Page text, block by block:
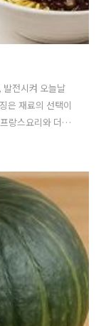
발전시켜 오늘날
은 재료의 선택이
랑스요리와 더불
우 다양하여, 중
요리의 역사와 발
오랜 역사와 함께
조미료를 받아들
의 중국요리 및 중
된 것은 중국의